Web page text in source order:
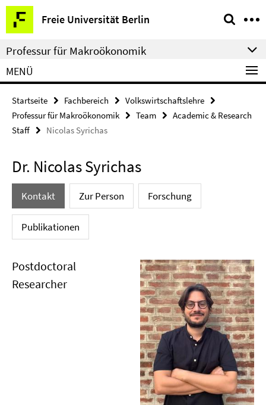
Springe
direkt
zu
Inhalt
Freie Universität Berlin
Service-
Navigation
Professur für Makroökonomik
MENÜ
Startseite Fachbereich
Volkswirtschaftslehre
Professur für Makroökonomik
Team
Academic & Research
Staff
Nicolas Syrichas
Dr. Nicolas Syrichas
Kontakt Zur Person Forschung
Publikationen
Postdoctoral
Researcher